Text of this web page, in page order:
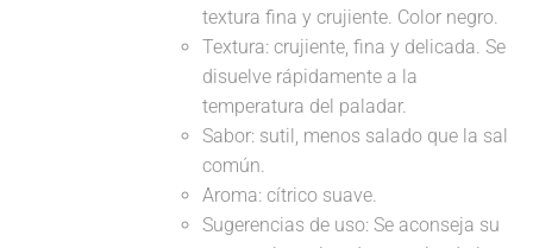
textura fina y crujiente. Color negro.
Textura: crujiente, fina y delicada. Se
disuelve rápidamente a la
temperatura del paladar.
Sabor: sutil, menos salado que la sal
común.
Aroma: cítrico suave.
Sugerencias de uso: Se aconseja su